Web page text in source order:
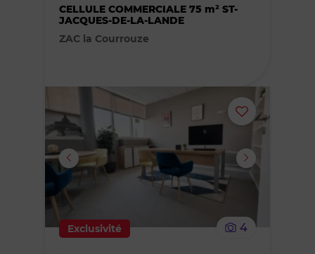
CELLULE COMMERCIALE 75 m² ST-
JACQUES-DE-LA-LANDE
ZAC la Courrouze
Ajouter
ou
supprimer
Exclusivité 4